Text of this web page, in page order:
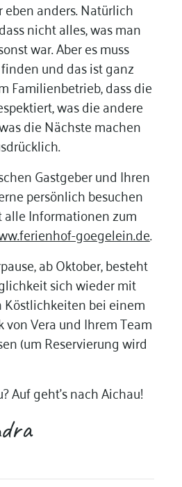
anders. Natürlich
nicht alles, was man
war. Aber es muss
und das ist ganz
Familienbetrieb, dass die
was die andere
die Nächste machen
Gastgeber und Ihren
persönlich besuchen
Informationen zum
goegelein.de.
ab Oktober, besteht
sich wieder mit
bei einem
von Vera und Ihrem Team
(um Reservierung wird
Auf geht’s nach Aichau!